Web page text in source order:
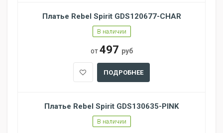
Платье Rebel Spirit GDS120677-CHAR
В наличии
от497 руб
ПОДРОБНЕЕ
Платье Rebel Spirit GDS130635-PINK
В наличии